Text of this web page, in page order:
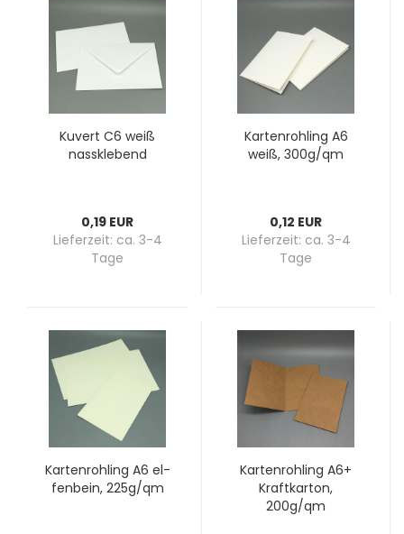
Ku­vert C6 weiß
nass­kle­bend
0,19 EUR
Lieferzeit: ca. 3-4
Tage
Kar­ten­roh­ling A6
weiß, 300g/qm
0,12 EUR
Lieferzeit: ca. 3-4
Tage
Kar­ten­roh­ling A6 el­
fen­bein, 225g/qm
Kar­ten­roh­ling A6+
Kraft­kar­ton,
200g/qm